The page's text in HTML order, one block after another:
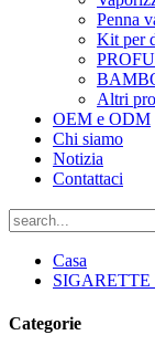
Penna
Kit per
Altri
OEM e ODM
Chi siamo
Notizia
Contattaci
Casa
Categorie